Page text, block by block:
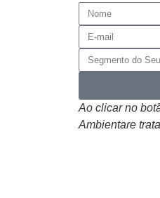
Ao clicar no
Ambientare